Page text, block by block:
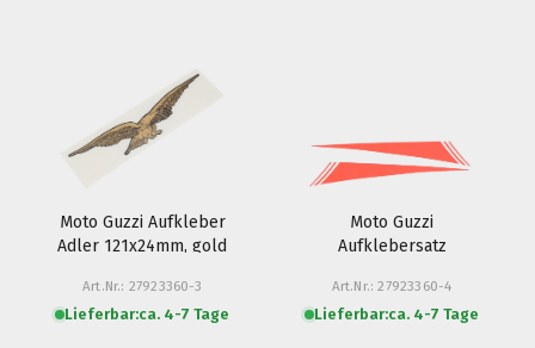
Moto Guzzi Aufkleber
Adler 121x24mm, gold
Art.Nr.: 27923360-3
Lieferbar:ca. 4-7 Tage
Moto Guzzi
Aufklebersatz
fluores. - LM4, V65
Lario
Art.Nr.: 27923360-4
Lieferbar:ca. 4-7 Tage